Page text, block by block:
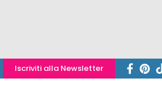
Iscriviti alla Newsletter